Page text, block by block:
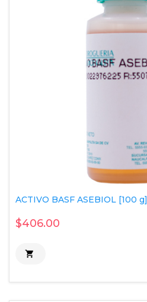
ACTIVO BASF ASEBIOL [100 g]
$406.00
